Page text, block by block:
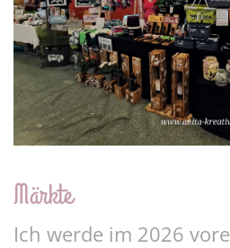
Märkte
Ich werde im 2026